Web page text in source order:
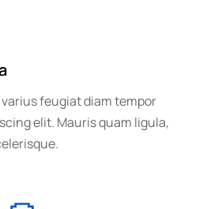
feugiat diam tempor
elit. Mauris quam ligula,